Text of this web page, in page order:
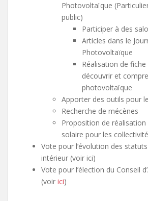
Photovoltaïque
public)
Participer à des
Articles dans le
Photovoltaïque
Réalisation de
découvrir et
photovoltaïque
Apporter des outils pour
Recherche de mécènes
Proposition de réalisation
solaire pour les
Vote pour l’évolution des
intérieur (voir ici)
Vote pour l’élection du Conseil
(voir ici)